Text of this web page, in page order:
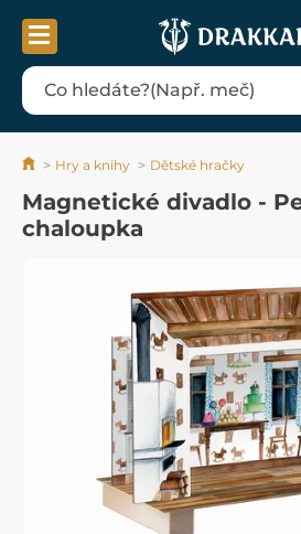
Hry a knihy Dětské hračky
Magnetické divadlo -
chaloupka